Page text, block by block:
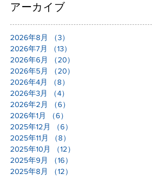
アーカイブ
2026年8月 （3）
2026年7月
（13）
2026年6月
（20）
2026年5月
（20）
2026年4月
（8）
2026年3月
（4）
2026年2月
（6）
2026年1月
（6）
2025年12月
（6）
2025年11月
（8）
2025年10月
（12）
2025年9月
（16）
2025年8月
（12）